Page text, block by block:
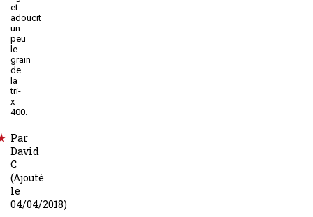
et
adoucit
un
peu
le
grain
de
la
tri-
x
400.
Par
David
C
(Ajouté
le
04/04/2018)